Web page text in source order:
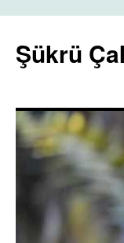
Şükrü